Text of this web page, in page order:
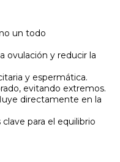
un todo
ovulación y reducir la
y espermática.
evitando extremos.
directamente en la
para el equilibrio